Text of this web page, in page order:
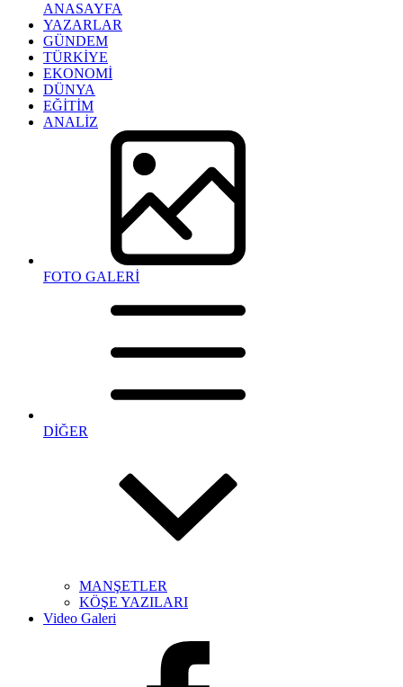
ANASAYFA
YAZARLAR
GÜNDEM
TÜRKİYE
EKONOMİ
DÜNYA
EĞİTİM
ANALİZ
FOTO GALERİ
DİĞER
MANŞETLER
KÖŞE YAZILARI
Video Galeri